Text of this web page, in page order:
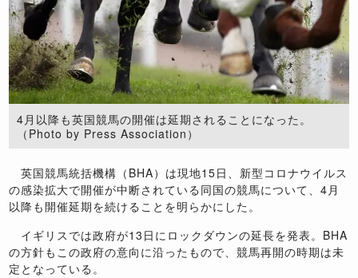
4月以降も英国競馬の開催は延期されることになった。
（Photo by Press Association）
英国競馬統括機構（BHA）は現地15日、新型コロナウイルス
の感染拡大で開催が中断されている同国の競馬について、4月
以降も開催延期を続けることを明らかにした。
イギリスでは政府が13日にロックダウンの延長を発表。BHA
の方針もこの政府の意向に沿ったもので、競馬再開の時期は未
定となっている。